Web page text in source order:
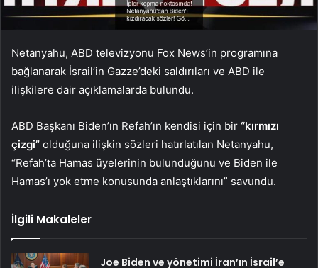
Netanyahu, ABD televizyonu Fox News’in programına
bağlanarak İsrail’in Gazze’deki saldırıları ve ABD ile
ilişkilere dair açıklamalarda bulundu.
ABD Başkanı Biden’ın Refah’ın kendisi için bir “kırmızı
çizgi” olduğuna ilişkin sözleri hatırlatılan Netanyahu,
“Refah’ta Hamas üyelerinin bulunduğunu ve Biden ile
Hamas’ı yok etme konusunda anlaştıklarını” savundu.
İlgili Makaleler
Joe Biden ve yönetimi İran’ın İsrail’e